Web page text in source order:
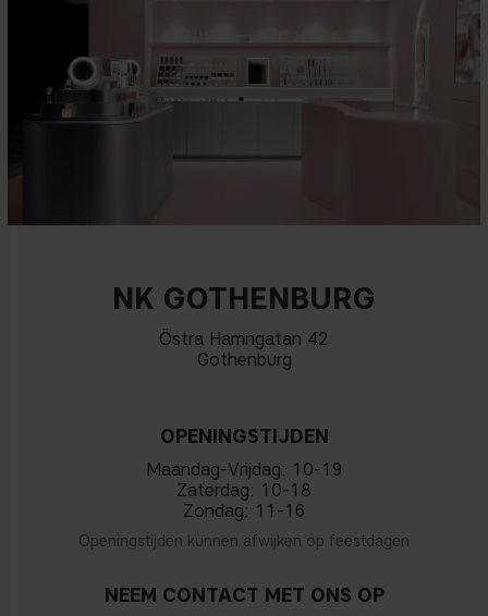
NK GOTHENBURG
Östra Hamngatan 42
Gothenburg
OPENINGSTIJDEN
Maandag-Vrijdag: 10-19
Zaterdag: 10-18
Zondag: 11-16
Openingstijden kunnen afwijken op feestdagen
NEEM CONTACT MET ONS OP